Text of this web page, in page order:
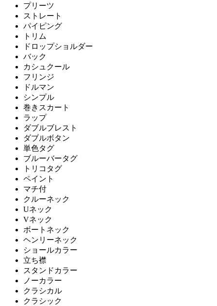
プリーツ
ストレート
パイピング
トリム
ドロップショルダー
バック
カシュクール
フリンジ
ドルマン
シンプル
巻きスカート
ラップ
ダブルブレスト
ダブルボタン
単色タグ
ブルーバータグ
トリコタグ
ペイント
マチ付
クルーネック
Uネック
Vネック
ボートネック
ヘンリーネック
ショールカラー
立ち襟
スタンドカラー
ノーカラー
クラシカル
クラシック